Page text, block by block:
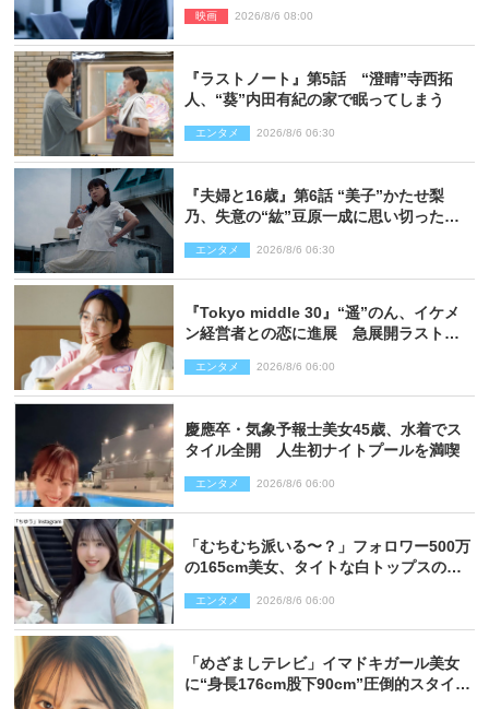
映画 2026/8/6 08:00
『ラストノート』第5話 “澄晴”寺西拓
人、“葵”内田有紀の家で眠ってしまう
エンタメ 2026/8/6 06:30
『夫婦と16歳』第6話 “美子”かたせ梨
乃、失意の“紘”豆原一成に思い切ったプ
エンタメ 2026/8/6 06:30
『Tokyo middle 30』“遥”のん、イケメ
ン経営者との恋に進展 急展開ラストに
エンタメ 2026/8/6 06:00
慶應卒・気象予報士美女45歳、水着でス
タイル全開 人生初ナイトプールを満喫
エンタメ 2026/8/6 06:00
「むちむち派いる〜？」フォロワー500万
の165cm美女、タイトな白トップスの抜
エンタメ 2026/8/6 06:00
「めざましテレビ」イマドキガール美女
に“身長176cm股下90cm”圧倒的スタイル